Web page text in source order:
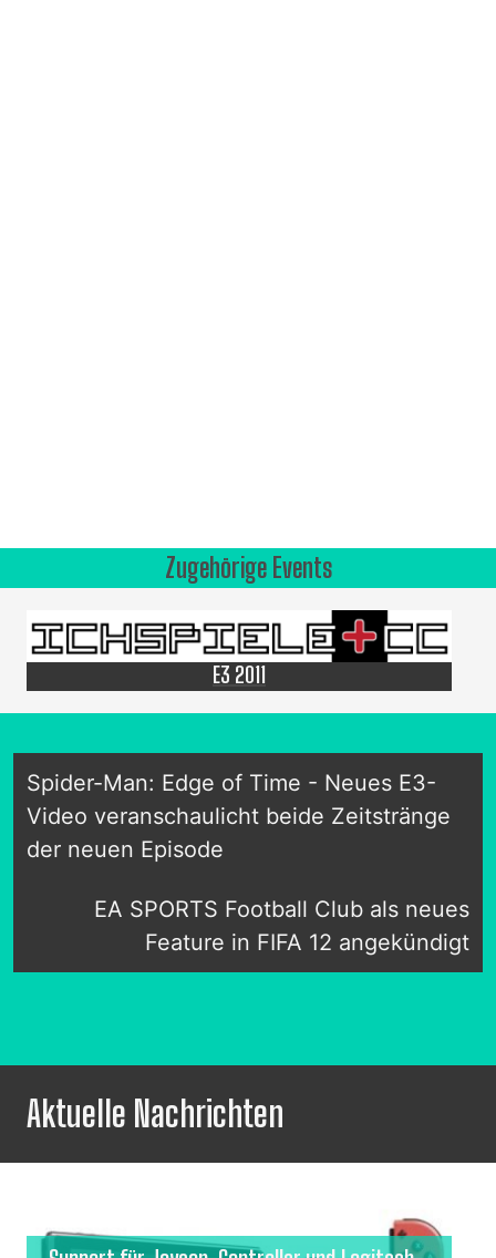
Zugehörige Events
E3 2011
Spider-Man: Edge of Time - Neues E3-
Video veranschaulicht beide Zeitstränge
der neuen Episode
EA SPORTS Football Club als neues
Feature in FIFA 12 angekündigt
Aktuelle Nachrichten